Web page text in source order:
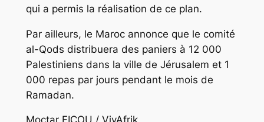
qui a permis la réalisation de ce plan.
Par ailleurs, le Maroc annonce que le comité
al-Qods distribuera des paniers à 12 000
Palestiniens dans la ville de Jérusalem et 1
000 repas par jours pendant le mois de
Ramadan.